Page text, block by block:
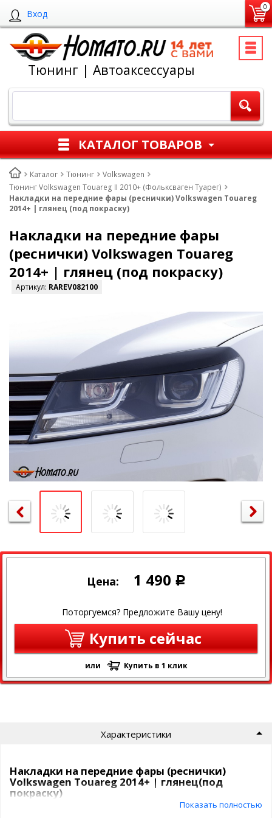
Вход
0
Тюнинг | Автоаксессуары
КАТАЛОГ ТОВАРОВ
Каталог Тюнинг
Volkswagen
Тюнинг Volkswagen Touareg II 2010+ (Фольксваген Туарег)
Накладки на передние фары (реснички) Volkswagen Touareg
2014+ | глянец (под покраску)
Накладки на передние фары
(реснички) Volkswagen Touareg
2014+ | глянец (под покраску)
Артикул: RAREV082100
Цена: 1 490 Р
Поторгуемся? Предложите Вашу цену!
Купить сейчас
или Купить в 1 клик
Характеристики
Накладки на передние фары (реснички)
Volkswagen Touareg 2014+ | глянец(под
покраску)
Показать полностью